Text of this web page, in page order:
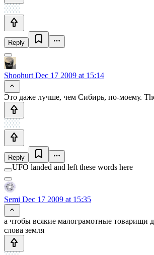
Reply
Shoohurt Dec 17 2009 at 15:14
Это даже лучше, чем Сибирь, по-моему.
Reply
UFO landed and left these words here
Semi Dec 17 2009 at 15:35
а чтобы всякие малограмотные товарищи
слова земля